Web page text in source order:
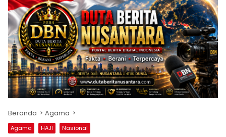
Beranda Agama
Agama HAJI Nasional